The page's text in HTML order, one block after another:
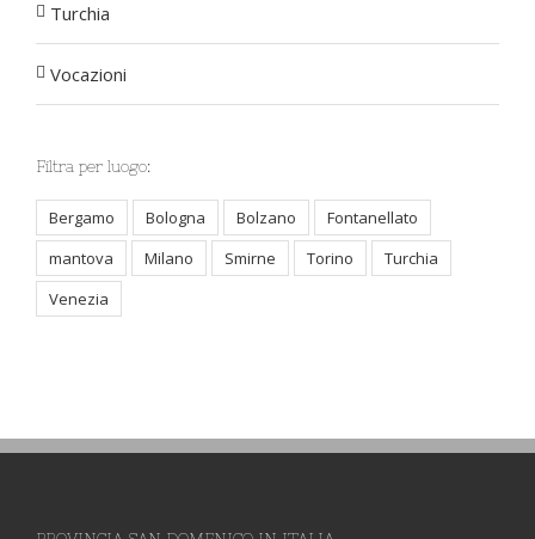
Turchia
Vocazioni
Filtra per luogo:
Bergamo Bologna Bolzano
Fontanellato
mantova
Milano Smirne Torino
Turchia
Venezia